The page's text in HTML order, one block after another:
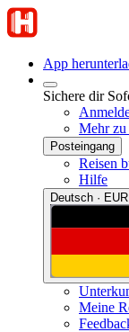
App
Sichere dir
Mehr zu
Posteingang
Reisen
Hilfe
Deutsch ·
Meine